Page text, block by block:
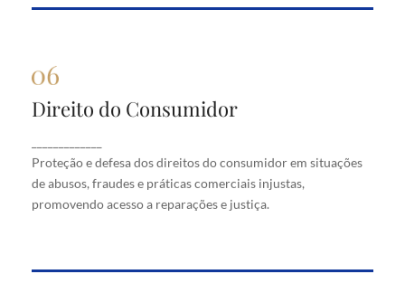
Direito do Consumidor
Proteção e defesa dos direitos do consumidor em situações
de abusos, fraudes e práticas comerciais injustas,
promovendo acesso a reparações e justiça.
Direito do Consumidor
situações de abusos, fraudes e práticas comerciais
injustas, promovendo acesso a reparações e justiça.